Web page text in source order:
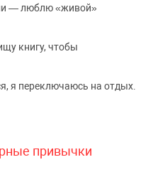
— люблю «живой»
книгу, чтобы
я переключаюсь на отдых.
привычки